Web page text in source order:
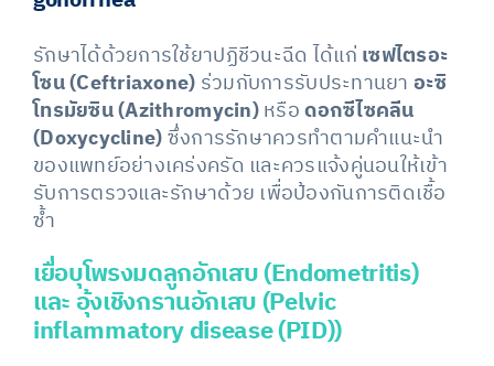
รักษาได้ด้วยการใช้ยาปฏิชีวนะฉีด ได้แก่ เซฟไตรอะ
โซน (Ceftriaxone) ร่วมกับการรับประทานยา อะซิ
โทรมัยซิน (Azithromycin)หรือดอกซีไซคลีน
(Doxycycline)ซึ่งการรักษาควรทำตามคำแนะนำ
ของแพทย์อย่างเคร่งครัด และควรแจ้งคู่นอนให้เข้า
รับการตรวจและรักษาด้วย เพื่อป้องกันการติดเชื้อ
ซ้ำ
เยื่อบุโพรงมดลูกอักเสบ (Endometritis)
และ อุ้งเชิงกรานอักเสบ (Pelvic
inflammatory disease (PID))